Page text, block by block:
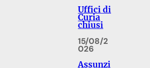
Uffici di
Curia
chiusi
15/08/2
026
Assunzi